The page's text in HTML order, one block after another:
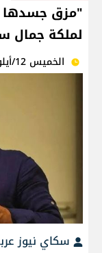
"مزق جسدها
لملكة جمال
الخميس 12/أيلول/2024 - 01:27 م
سكاي نيوز